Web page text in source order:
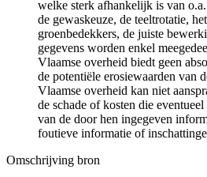
welke sterk afhankelijk is van
de gewaskeuze, de teeltrotatie,
groenbedekkers, de juiste
gegevens worden enkel
Vlaamse overheid biedt geen
de potentiële erosiewaarden van
Vlaamse overheid kan niet
de schade of kosten die
van de door hen ingegeven
foutieve informatie of
Omschrijving bron